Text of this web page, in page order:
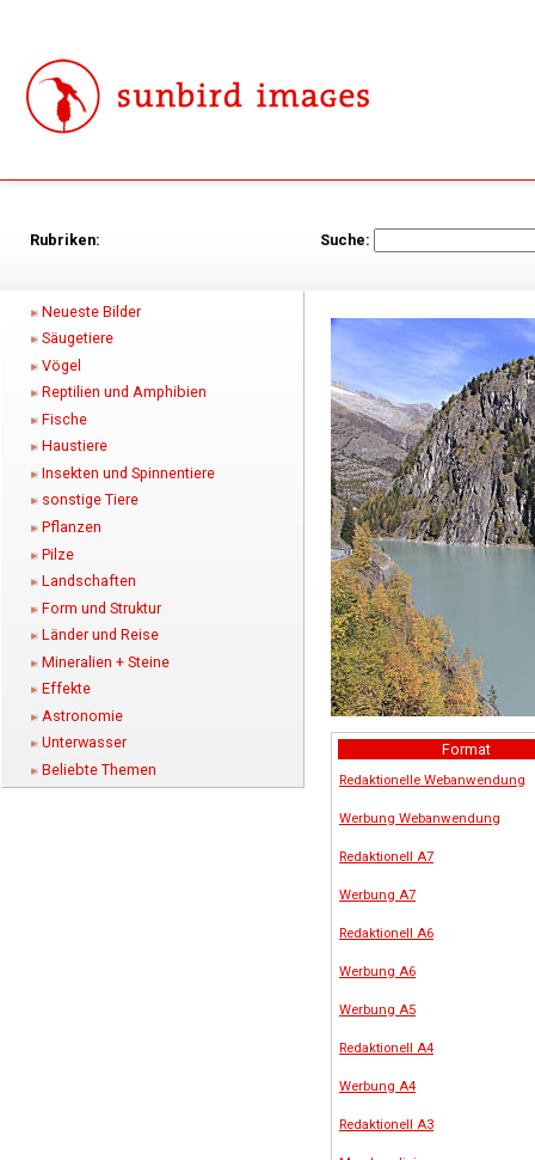
Rubriken: Suche:
Neueste Bilder
Säugetiere
Vögel
Reptilien und Amphibien
Fische
Haustiere
Insekten und Spinnentiere
sonstige Tiere
Pflanzen
Pilze
Landschaften
Form und Struktur
Länder und Reise
Mineralien + Steine
Effekte
Astronomie
Unterwasser
Beliebte Themen
Format
Redaktionelle Webanwendung
Werbung Webanwendung
Redaktionell A7
Werbung A7
Redaktionell A6
Werbung A6
Werbung A5
Redaktionell A4
Werbung A4
Redaktionell A3